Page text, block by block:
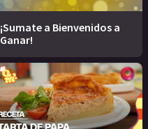
¡Sumate a Bienvenidos a
Ganar!